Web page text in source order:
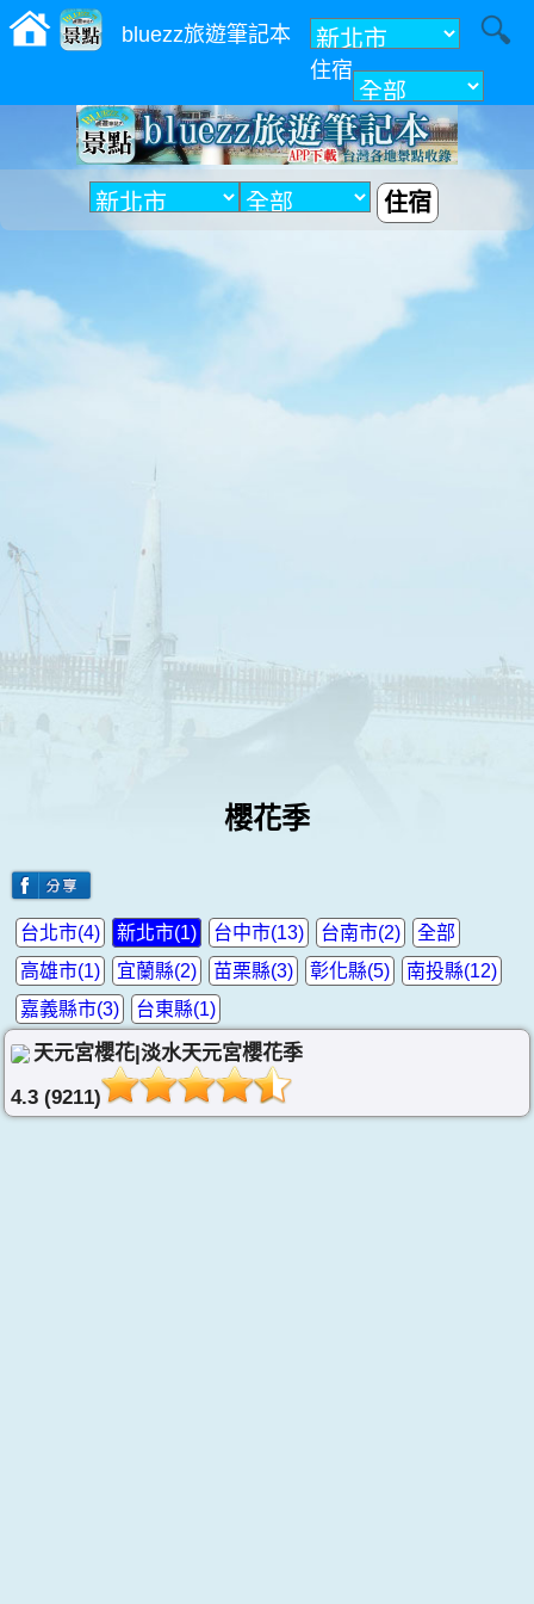
bluezz旅遊筆記本
住宿
附近
住宿
櫻花季
全部
台北市(4) 新北市(1) 台中市(13)
台南市(2)
高雄市(1)
宜蘭縣(2) 苗栗縣(3) 彰化縣(5)
南投縣(12)
嘉義縣市(3)
台東縣(1)
天元宮櫻花|淡水天元宮櫻花季
4.3 (9211)